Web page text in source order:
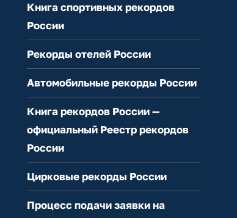
Книга спортивных рекордов
России
Рекорды отелей России
Автомобильные рекорды России
Книга рекордов России —
официальный Реестр рекордов
России
Цирковые рекорды России
Процесс подачи заявки на